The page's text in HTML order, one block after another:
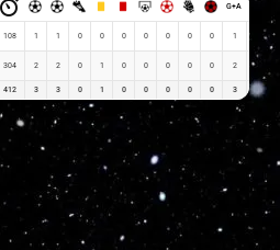
G+A
108 1 1 0 0 0 0 0 0 0 1 0.20
304 2 2 0 1 0 0 0 0 0 2 0.25
412 3 3 0 1 0 0 0 0 0 3 0.45